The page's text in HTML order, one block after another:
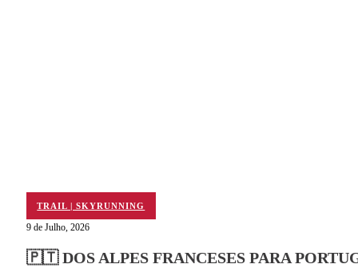
TRAIL | SKYRUNNING
9 de Julho, 2026
🇵🇹 DOS ALPES FRANCESES PARA